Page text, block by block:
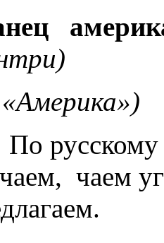
По русскому
чаем